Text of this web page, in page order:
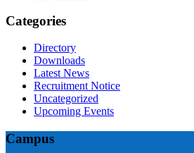
Categories
Directory
Downloads
Latest News
Recruitment Notice
Uncategorized
Upcoming Events
Campus